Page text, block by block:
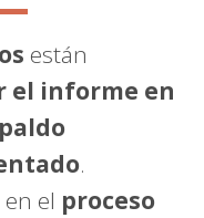
están
el informe en
.
el proceso